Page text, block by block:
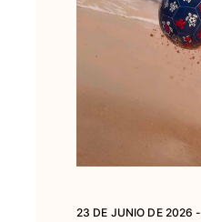
Ver todo Pret-a-porter
Tallas grandes
23 DE JUNIO DE 2026